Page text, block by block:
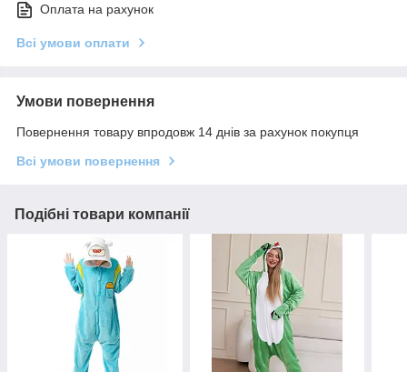
Оплата на рахунок
Всі умови оплати
Умови повернення
Повернення товару впродовж 14 днів за рахунок покупця
Всі умови повернення
Подібні товари компанії